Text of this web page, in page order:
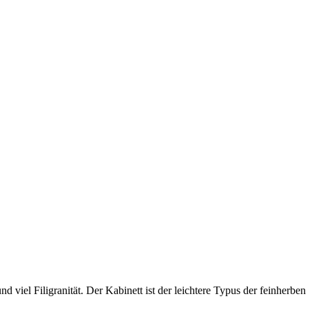
viel Filigranität. Der Kabinett ist der leichtere Typus der feinherben